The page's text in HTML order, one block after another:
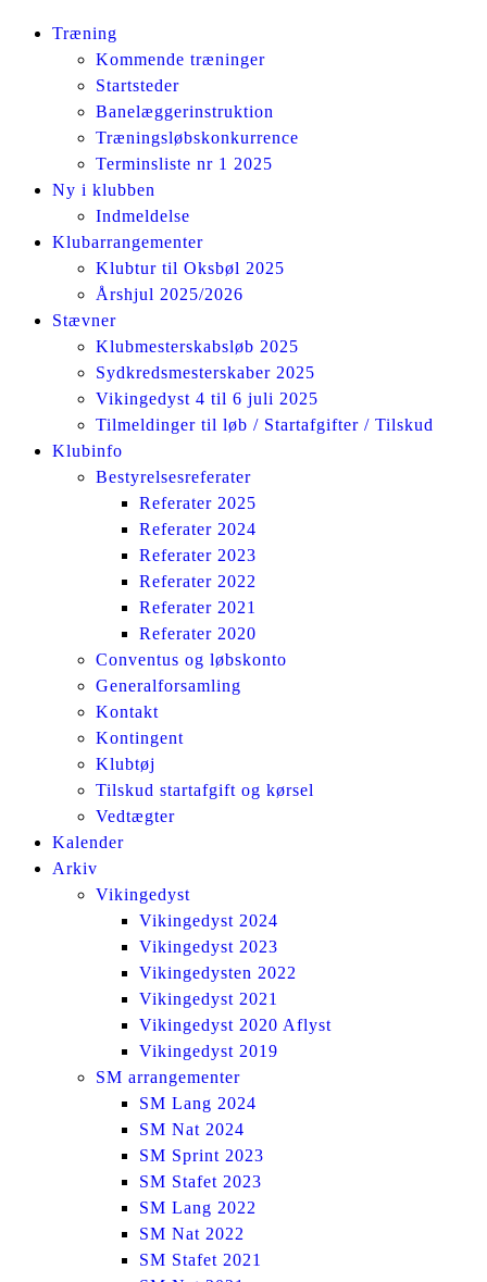
Facebook
InstagramTræning
Kommende træninger
Startsteder
Banelæggerinstruktion
Træningsløbskonkurrence
Terminsliste nr 1 2025
Ny i klubben
Indmeldelse
Klubarrangementer
Klubtur til Oksbøl 2025
Årshjul 2025/2026
Stævner
Klubmesterskabsløb 2025
Sydkredsmesterskaber 2025
Vikingedyst 4 til 6 juli 2025
Tilmeldinger til løb / Startafgifter / Tilskud
Klubinfo
Bestyrelsesreferater
Referater 2025
Referater 2024
Referater 2023
Referater 2022
Referater 2021
Referater 2020
Conventus og løbskonto
Generalforsamling
Kontakt
Kontingent
Klubtøj
Tilskud startafgift og kørsel
Vedtægter
Kalender
Arkiv
Vikingedyst
Vikingedyst 2024
Vikingedyst 2023
Vikingedysten 2022
Vikingedyst 2021
Vikingedyst 2020 Aflyst
Vikingedyst 2019
SM arrangementer
SM Lang 2024
SM Nat 2024
SM Sprint 2023
SM Stafet 2023
SM Lang 2022
SM Nat 2022
SM Stafet 2021